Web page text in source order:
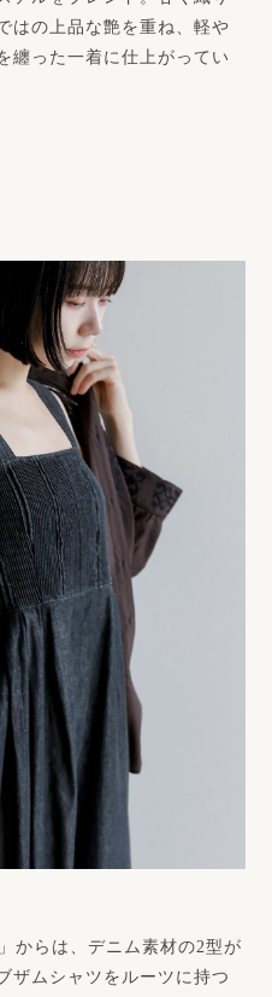
はの上品な艶を重ね、軽や
纏った一着に仕上がってい
からは、デニム素材の2型が
ザムシャツをルーツに持つ